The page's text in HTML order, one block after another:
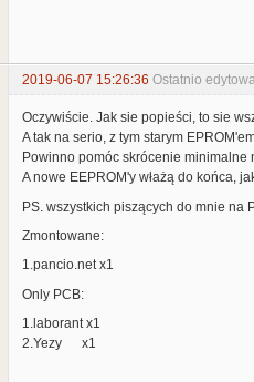
2019-06-07 15:26:36 Ostatnio
Oczywiście. Jak sie popieści, to sie
A tak na serio, z tym starym
Powinno pomóc skrócenie minimalne
A nowe EEPROM'y włażą do końca,
PS. wszystkich piszących do mnie na
Zmontowane:
1.pancio.net x1
Only PCB:
1.laborant x1
2.Yezy x1